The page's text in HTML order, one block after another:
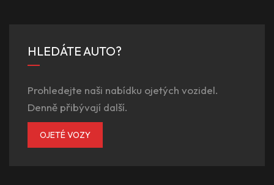
HLEDÁTE AUTO?
Prohledejte naši nabídku ojetých vozidel.
Denně přibývají další.
OJETÉ VOZY